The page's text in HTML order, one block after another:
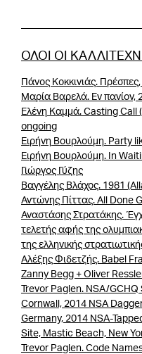
ΟΛΟΙ ΟΙ
Πάνος Κοκκινιάς.
Μαρία Βαρελά. Eν πανίον,
Ελένη Καμμά. Casting Call
ongoing
Ειρήνη Βουρλούμη. Party
Ειρήνη Βουρλούμη. In
Γιώργος Γύζης
Βαγγέλης Βλάχος. 1981
Αντώνης Πίττας. All Done
Αναστάσης Στρατάκης.
τελετής αφής της
της ελληνικής
Αλέξης Φιδετζής. Babel
Zanny Begg + Oliver
Trevor Paglen. NSA/
Cornwall, 2014 NSA
Germany, 2014 NSA-
Site, Mastic Beach, New
Trevor Paglen. Code